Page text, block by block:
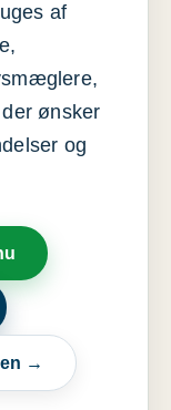
af
ønsker
og
→